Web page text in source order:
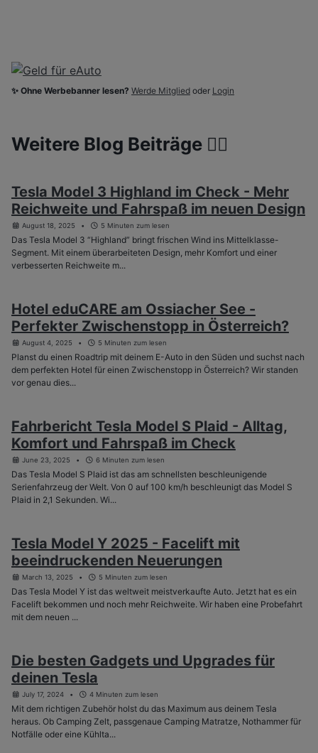
✨ Ohne Werbebanner lesen? Werde Mitglied oder Login
Weitere Blog Beiträge 👇🏽
Tesla Model 3 Highland im Check - Mehr
Reichweite und Fahrspaß im neuen Design
August 18, 2025 5 Minuten zum lesen
Das Tesla Model 3 “Highland” bringt frischen Wind ins Mittelklasse-
Segment. Mit einem überarbeiteten Design, mehr Komfort und einer
verbesserten Reichweite m...
Hotel eduCARE am Ossiacher See -
Perfekter Zwischenstopp in Österreich?
August 4, 2025 5 Minuten zum lesen
Planst du einen Roadtrip mit deinem E-Auto in den Süden und suchst nach
dem perfekten Hotel für einen Zwischenstopp in Österreich? Wir standen
vor genau dies...
Fahrbericht Tesla Model S Plaid - Alltag,
Komfort und Fahrspaß im Check
June 23, 2025 6 Minuten zum lesen
Das Tesla Model S Plaid ist das am schnellsten beschleunigende
Serienfahrzeug der Welt. Von 0 auf 100 km/h beschleunigt das Model S
Plaid in 2,1 Sekunden. Wi...
Tesla Model Y 2025 - Facelift mit
beeindruckenden Neuerungen
March 13, 2025 5 Minuten zum lesen
Das Tesla Model Y ist das weltweit meistverkaufte Auto. Jetzt hat es ein
Facelift bekommen und noch mehr Reichweite. Wir haben eine Probefahrt
mit dem neuen ...
Die besten Gadgets und Upgrades für
deinen Tesla
July 17, 2024 4 Minuten zum lesen
Mit dem richtigen Zubehör holst du das Maximum aus deinem Tesla
heraus. Ob Camping Zelt, passgenaue Camping Matratze, Nothammer für
Notfälle oder eine Kühlta...